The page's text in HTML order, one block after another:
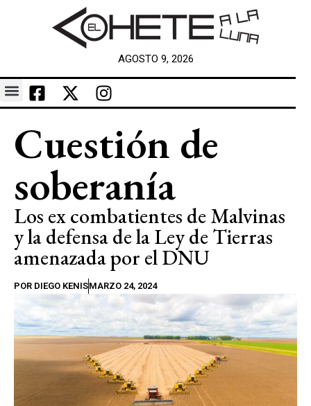
AGOSTO 9, 2026
Cuestión de
soberanía
Los ex combatientes de Malvinas
y la defensa de la Ley de Tierras
amenazada por el DNU
POR DIEGO KENISMARZO 24, 2024